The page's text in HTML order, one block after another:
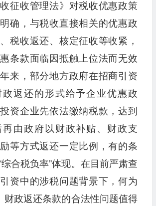
征收管理法》对税收优惠政策
确，与税收直接相关的优惠政
税收返还、核定征收等收紧，
条款面临因抵触上位法而无效
来，部分地方政府在招商引资
返还的形式给予企业优惠政
资企业先依法缴纳税款，达到
由政府以财政补贴、财政支
等方式返还一定比例，有的条
合税负率”体现。在目前严肃查
资中的涉税问题背景下，何为
财政返还条款的合法性问题值得